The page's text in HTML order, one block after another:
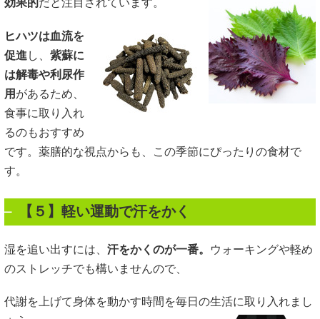
効果的 だと注目されています。
ヒハツは血流を
促進 し、 紫蘇に
は解毒や利尿作
用 があるため、
食事に取り入れ
るのもおすすめ
です。薬膳的な視点からも、この季節にぴったりの食材で
す。
【５】軽い運動で汗をかく
湿を追い出すには、 汗をかくのが一番。
ウォーキングや軽め
のストレッチでも構いませんので、
代謝を上げて身体を動かす時間を毎日の生活に取り入れまし